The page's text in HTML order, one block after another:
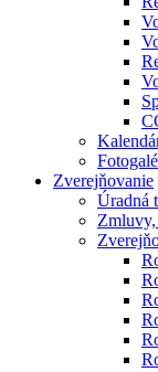
Zverejňovanie
Úradná